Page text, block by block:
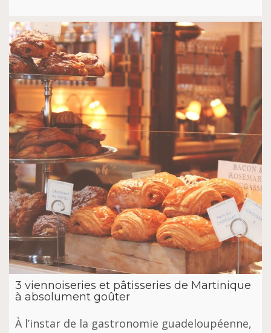
3 viennoiseries et pâtisseries de Martinique
à absolument goûter
À l’instar de la gastronomie guadeloupéenne,